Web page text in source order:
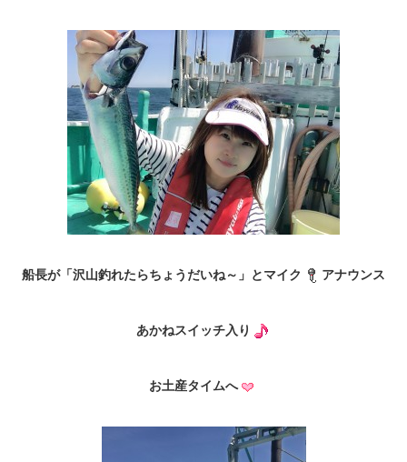
船長が「沢山釣れたらちょうだいね～」とマイク アナウンス
あかねスイッチ入り
お土産タイムへ